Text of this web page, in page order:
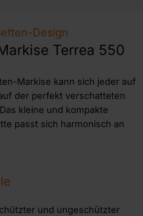
Design
Terrea 550
Markise kann sich jeder auf
der perfekt verschatteten
kleine und kompakte
passt sich harmonisch an
und ungeschützter